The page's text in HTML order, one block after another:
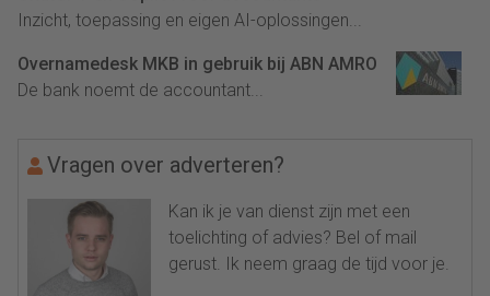
Inzicht, toepassing en eigen AI-oplossingen...
Overnamedesk MKB in gebruik bij ABN AMRO
De bank noemt de accountant...
Vragen over adverteren?
Kan ik je van dienst zijn met een
toelichting of advies? Bel of mail
gerust. Ik neem graag de tijd voor je.